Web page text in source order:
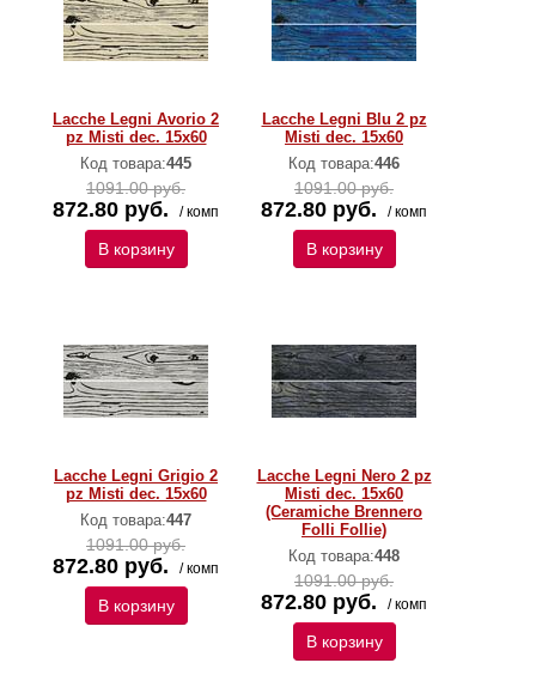
Lacche Legni Avorio 2
pz Misti dec. 15x60
Код товара:445
1091.00 руб.
872.80 руб. / комп
В корзину
Lacche Legni Blu 2 pz
Misti dec. 15x60
Код товара:446
1091.00 руб.
872.80 руб. / комп
В корзину
Lacche Legni Grigio 2
pz Misti dec. 15x60
Код товара:447
1091.00 руб.
872.80 руб. / комп
В корзину
Lacche Legni Nero 2 pz
Misti dec. 15x60
(Ceramiche Brennero
Folli Follie)
Код товара:448
1091.00 руб.
872.80 руб. / комп
В корзину